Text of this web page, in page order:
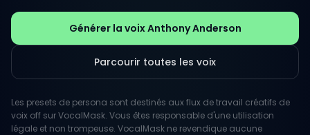
d'Anderson brille, faisant de lui un excellent choix
pour divers besoins créatifs.
Générer la voix Anthony Anderson
Parcourir toutes les voix
Les presets de persona sont destinés aux flux de travail créatifs de
voix off sur VocalMask. Vous êtes responsable d'une utilisation
légale et non trompeuse. VocalMask ne revendique aucune